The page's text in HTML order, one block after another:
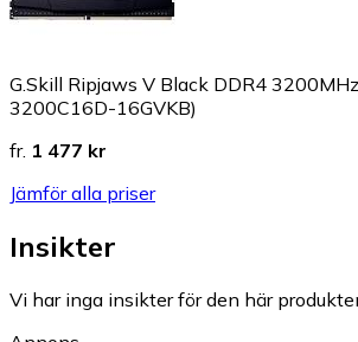
G.Skill Ripjaws V Black DDR4
3200C16D-16GVKB)
fr. 1 477 kr
Jämför alla priser
Insikter
Vi har inga insikter för den här